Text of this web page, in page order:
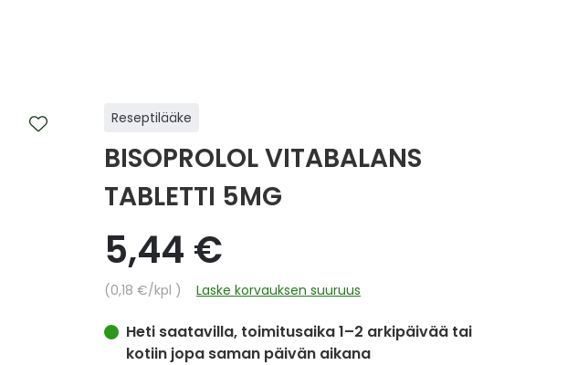
Reseptilääke
BISOPROLOL VITABALANS
TABLETTI 5MG
5,44 €
Yksikköhinta
0,18 €/kpl Laske korvauksen suuruus
Heti saatavilla, toimitusaika 1–2 arkipäivää tai
kotiin jopa saman päivän aikana